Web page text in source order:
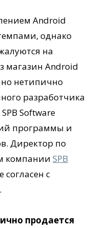
Android
однако
на
магазин Android
нетипично
разработчика
Software
программы и
Директор по
компании SPB
с
продается